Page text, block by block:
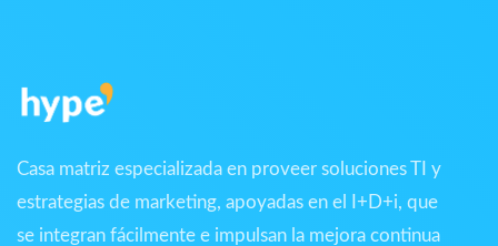
Casa matriz especializada en proveer soluciones TI y
estrategias de marketing, apoyadas en el I+D+i, que
se integran fácilmente e impulsan la mejora continua